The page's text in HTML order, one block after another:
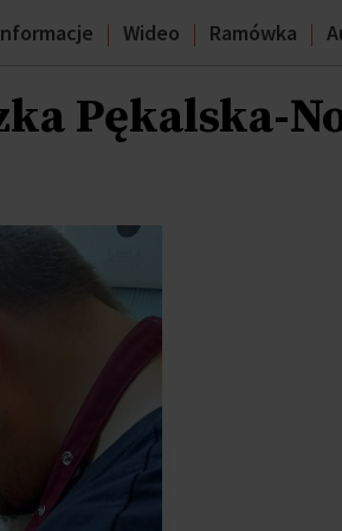
Wideo Ramówka
Pękalska-